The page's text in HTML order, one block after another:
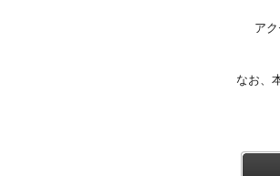
ア
なお、